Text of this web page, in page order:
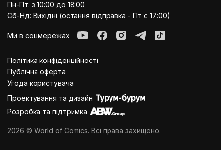
Пн-Пт: з 10:00 до 18:00
Сб-Нд: Вихідні (остання відправка - Пт о 17:00)
Ми в соцмережах
Політика конфіденційності
Публiчна оферта
Угода користувача
Проектування та дизайн
Розробка та підтримка
2026 © World of Comics. Всі права захищено.